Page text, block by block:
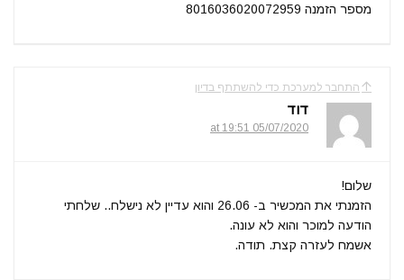
מספר הזמנה 8016036020072959
התחבר למערכת כדי להשתתף בדיון
דוד
05/07/2020 at 19:51
שלום!
הזמנתי את המכשיר ב- 26.06 והוא עדיין לא נישלח.. שלחתי
הודעה למוכר והוא לא עונה.
אשמח לעזרה קצת. תודה.